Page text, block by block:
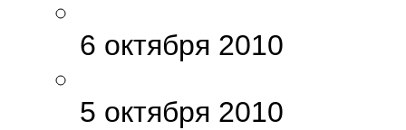
6 октября 2010
5 октября 2010